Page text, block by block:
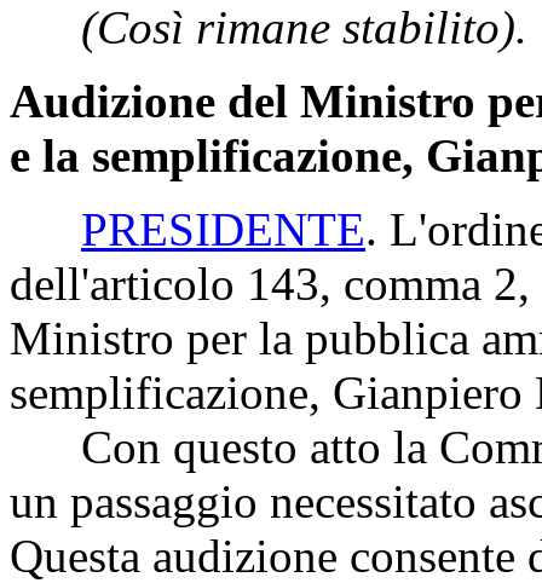
(Così rimane stabilito).
Audizione del Ministro
e la semplificazione,
PRESIDENTE.
dell'articolo 143, comma
Ministro per la pubblica
semplificazione,
Con questo atto la
un passaggio necessitato
Questa audizione